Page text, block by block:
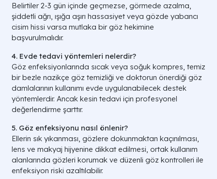
Belirtiler 2-3 gün içinde geçmezse, görmede azalma,
şiddetli ağrı, ışığa aşırı hassasiyet veya gözde yabancı
cisim hissi varsa mutlaka bir göz hekimine
başvurulmalıdır.
4. Evde tedavi yöntemleri nelerdir?
Göz enfeksiyonlarında sıcak veya soğuk kompres, temiz
bir bezle nazikçe göz temizliği ve doktorun önerdiği göz
damlalarının kullanımı evde uygulanabilecek destek
yöntemlerdir. Ancak kesin tedavi için profesyonel
değerlendirme şarttır.
5. Göz enfeksiyonu nasıl önlenir?
Ellerin sık yıkanması, gözlere dokunmaktan kaçınılması,
lens ve makyaj hijyenine dikkat edilmesi, ortak kullanım
alanlarında gözleri korumak ve düzenli göz kontrolleri ile
enfeksiyon riski azaltılabilir.